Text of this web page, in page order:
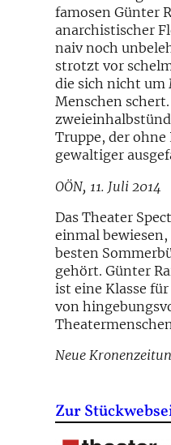
famosen Günter
anarchistischer
naiv noch
strotzt vor
die sich nicht um
Menschen
Truppe, der ohne
gewaltiger
OÖN, 11. Juli 2014
Das Theater
einmal bewiesen,
besten
gehört. Günter
ist eine Klasse
von
Neue
Zur